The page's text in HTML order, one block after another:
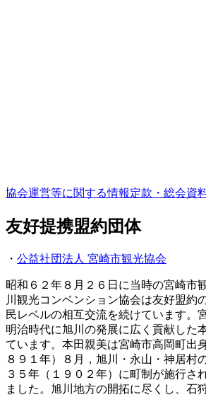
協会運営等に関する情報定款・総会資
友好提携盟約団体
・ 公益社団法人 宮崎市観光協会
昭和６２年８月２６日に当時の宮崎市
川観光コンベンション協会は友好盟約
民レベルの相互交流を続けています。
明治時代に旭川の発展に広く貢献した
ています。本田親美は宮崎市高岡町出
８９１年）８月，旭川・永山・神居村
３５年（１９０２年）に町制が施行さ
ました。旭川地方の開拓に尽くし、石